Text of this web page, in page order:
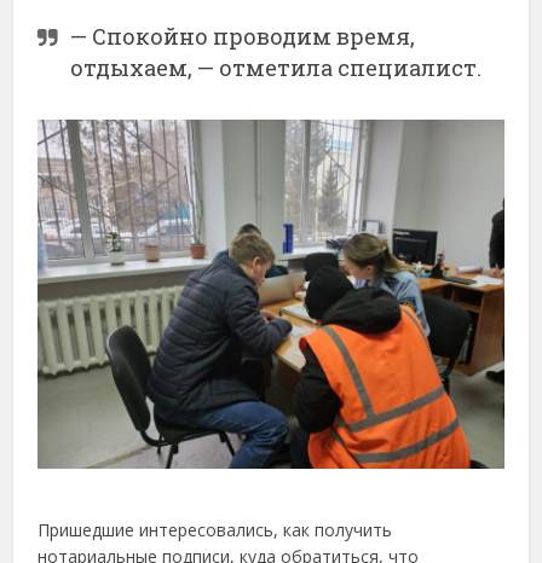
— Спокойно проводим время,
отдыхаем, — отметила специалист.
Пришедшие интересовались, как получить
нотариальные подписи, куда обратиться, что